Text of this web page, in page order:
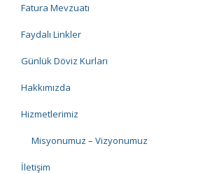
Fatura Mevzuatı
Faydalı Linkler
Günlük Döviz Kurları
Hakkımızda
Hizmetlerimiz
Misyonumuz – Vizyonumuz
İletişim